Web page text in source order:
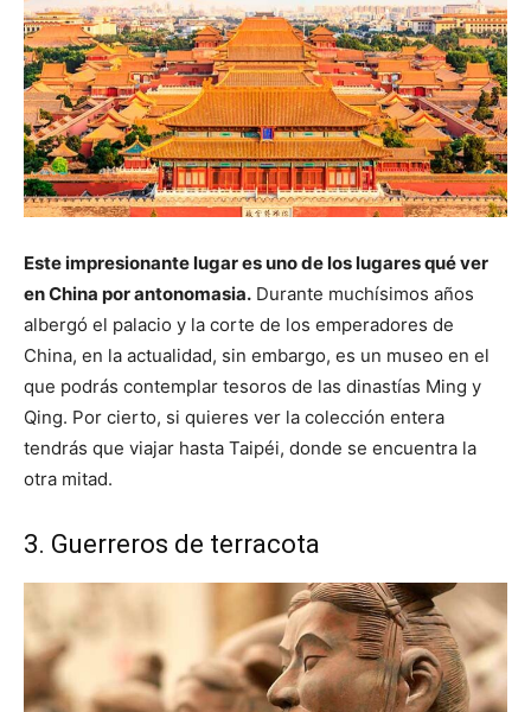
Este impresionante lugar es uno de los lugares qué ver
en China por antonomasia. Durante muchísimos años
albergó el palacio y la corte de los emperadores de
China, en la actualidad, sin embargo, es un museo en el
que podrás contemplar tesoros de las dinastías Ming y
Qing. Por cierto, si quieres ver la colección entera
tendrás que viajar hasta Taipéi, donde se encuentra la
otra mitad.
3. Guerreros de terracota